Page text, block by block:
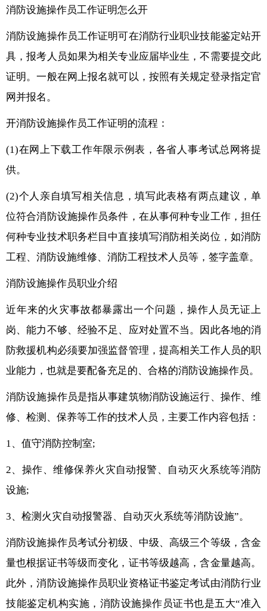
消防设施操作员工作证明怎么开
消防设施操作员工作证明可在消防行业职业技能鉴定站开
具，报考人员如果为相关专业应届毕业生，不需要提交此
证明。一般在网上报名就可以，按照有关规定登录指定官
网并报名。
开消防设施操作员工作证明的流程：
(1)在网上下载工作年限示例表，各省人事考试总网将提
供。
(2)个人亲自填写相关信息，填写此表格有两点建议，单
位符合消防设施操作员条件，在从事何种专业工作，担任
何种专业技术职务栏目中直接填写消防相关岗位，如消防
工程、消防设施维修、消防工程技术人员等，签字盖章。
消防设施操作员职业介绍
近年来的火灾事故都暴露出一个问题，操作人员无证上
岗、能力不够、经验不足、应对处置不当。因此各地的消
防救援机构必须要加强监督管理，提高相关工作人员的职
业能力，也就是要配备充足的、合格的消防设施操作员。
消防设施操作员是指从事建筑物消防设施运行、操作、维
修、检测、保养等工作的技术人员，主要工作内容包括：
1、值守消防控制室;
2、操作、维修保养火灾自动报警、自动灭火系统等消防
设施;
3、检测火灾自动报警器、自动灭火系统等消防设施”。
消防设施操作员考试分初级、中级、高级三个等级，含金
量也根据证书等级而变化，证书等级越高，含金量越高。
此外，消防设施操作员职业资格证书鉴定考试由消防行业
技能鉴定机构实施，消防设施操作员证书也是五大“准入